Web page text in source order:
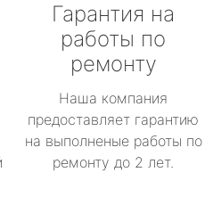
Гарантия на
работы по
ремонту
Наша компания
предоставляет гарантию
на выполненые работы по
ремонту до 2 лет.